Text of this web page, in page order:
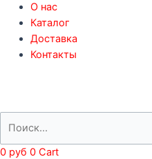
О нас
Каталог
Доставка
Контакты
0 руб 0 Cart